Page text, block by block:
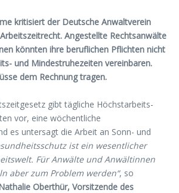
kritisiert der Deutsche Anwaltverein
Angestellte Rechtsanwälte
könnten ihre beruflichen Pflichten nicht
und Mindestruhezeiten vereinbaren.
dem Rechnung tragen.
gibt tägliche Höchstarbeits-
vor, eine wöchentliche
es untersagt die Arbeit an Sonn- und
ist ein wesentlicher
Für Anwälte und Anwältinnen
aber zum Problem werden“, so
Oberthür, Vorsitzende des